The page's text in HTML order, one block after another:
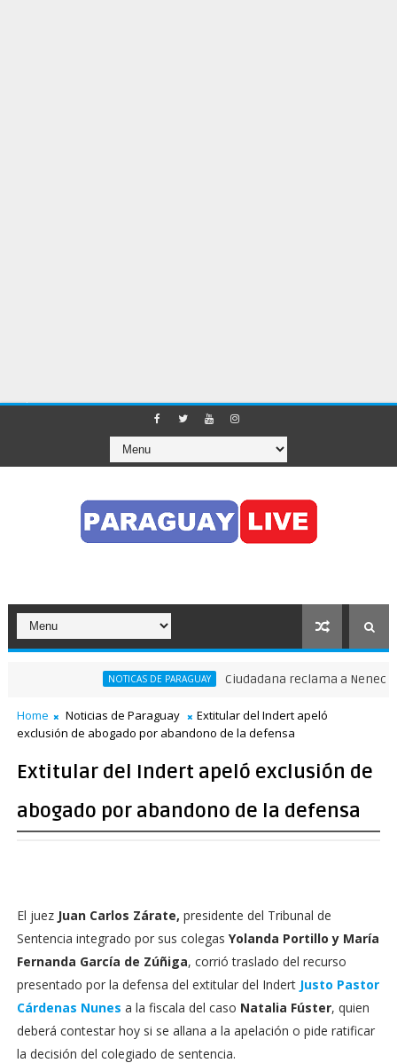
NOTICAS DE PARAGUAY Ciudadana reclama a Nenecho:
Home Noticias de Paraguay
Extitular del Indert apeló
exclusión de abogado por abandono de la defensa
Extitular del Indert apeló exclusión de
abogado por abandono de la defensa
El juez Juan Carlos Zárate, presidente del Tribunal de
Sentencia integrado por sus colegas Yolanda Portillo y María
Fernanda García de Zúñiga, corrió traslado del recurso
presentado por la defensa del extitular del Indert Justo Pastor
Cárdenas Nunes a la fiscala del caso Natalia Fúster, quien
deberá contestar hoy si se allana a la apelación o pide ratificar
la decisión del colegiado de sentencia.